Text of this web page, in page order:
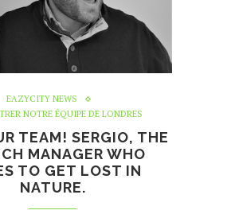
EAZYCITY NEWS
NOTRE ÉQUIPE DE LONDRES
TEAM! SERGIO, THE
MANAGER WHO
TO GET LOST IN
NATURE.